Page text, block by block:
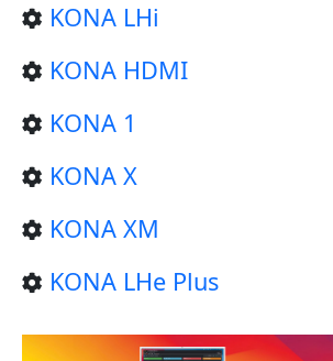
KONA LHi
KONA HDMI
KONA 1
KONA X
KONA XM
KONA LHe Plus